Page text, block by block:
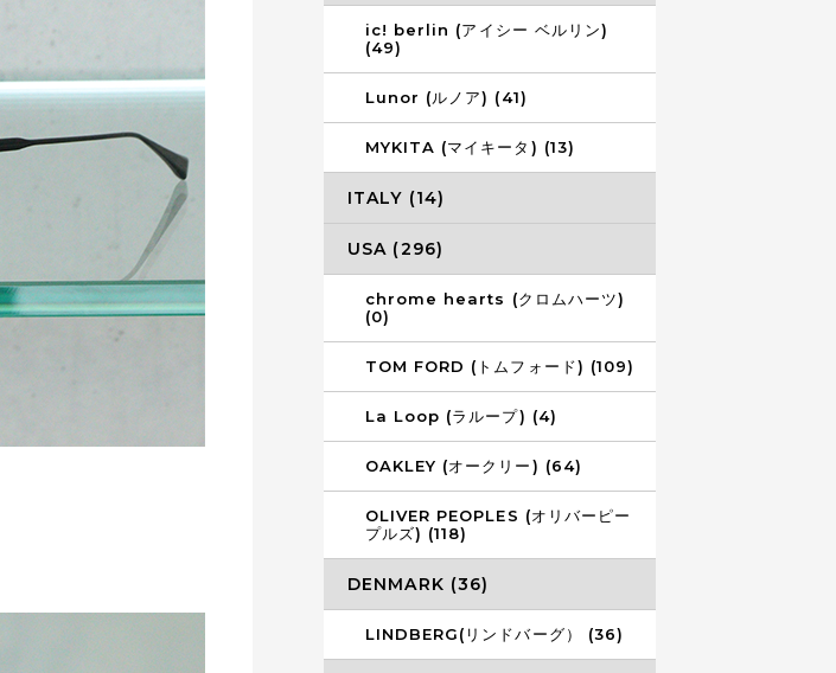
ic! berlin (アイシー ベルリン)
(49)
Lunor (ルノア) (41)
MYKITA (マイキータ) (13)
ITALY (14)
USA (296)
chrome hearts (クロムハーツ)
(0)
TOM FORD (トムフォード) (109)
La Loop (ラループ) (4)
OAKLEY (オークリー) (64)
OLIVER PEOPLES (オリバーピー
プルズ) (118)
DENMARK (36)
LINDBERG(リンドバーグ） (36)